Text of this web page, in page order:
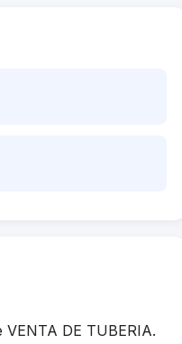
DE TUBERIA.